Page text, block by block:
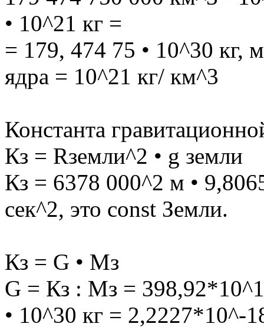
• 10^21 кг =
= 179, 474 75 • 10^30 кг,
ядра = 10^21 кг/ км^3
Константа
Кз = Rземли^2 • g земли
Кз = 6378 000^2 м •
сек^2, это const Земли.
Кз = G • Мз
G = Кз : Мз =
• 10^30 кг = 2,2227*10^-